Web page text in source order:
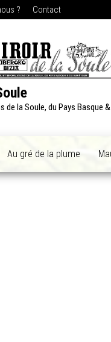
? Contact
la Soule, du Pays Basque
Au gré de la plume